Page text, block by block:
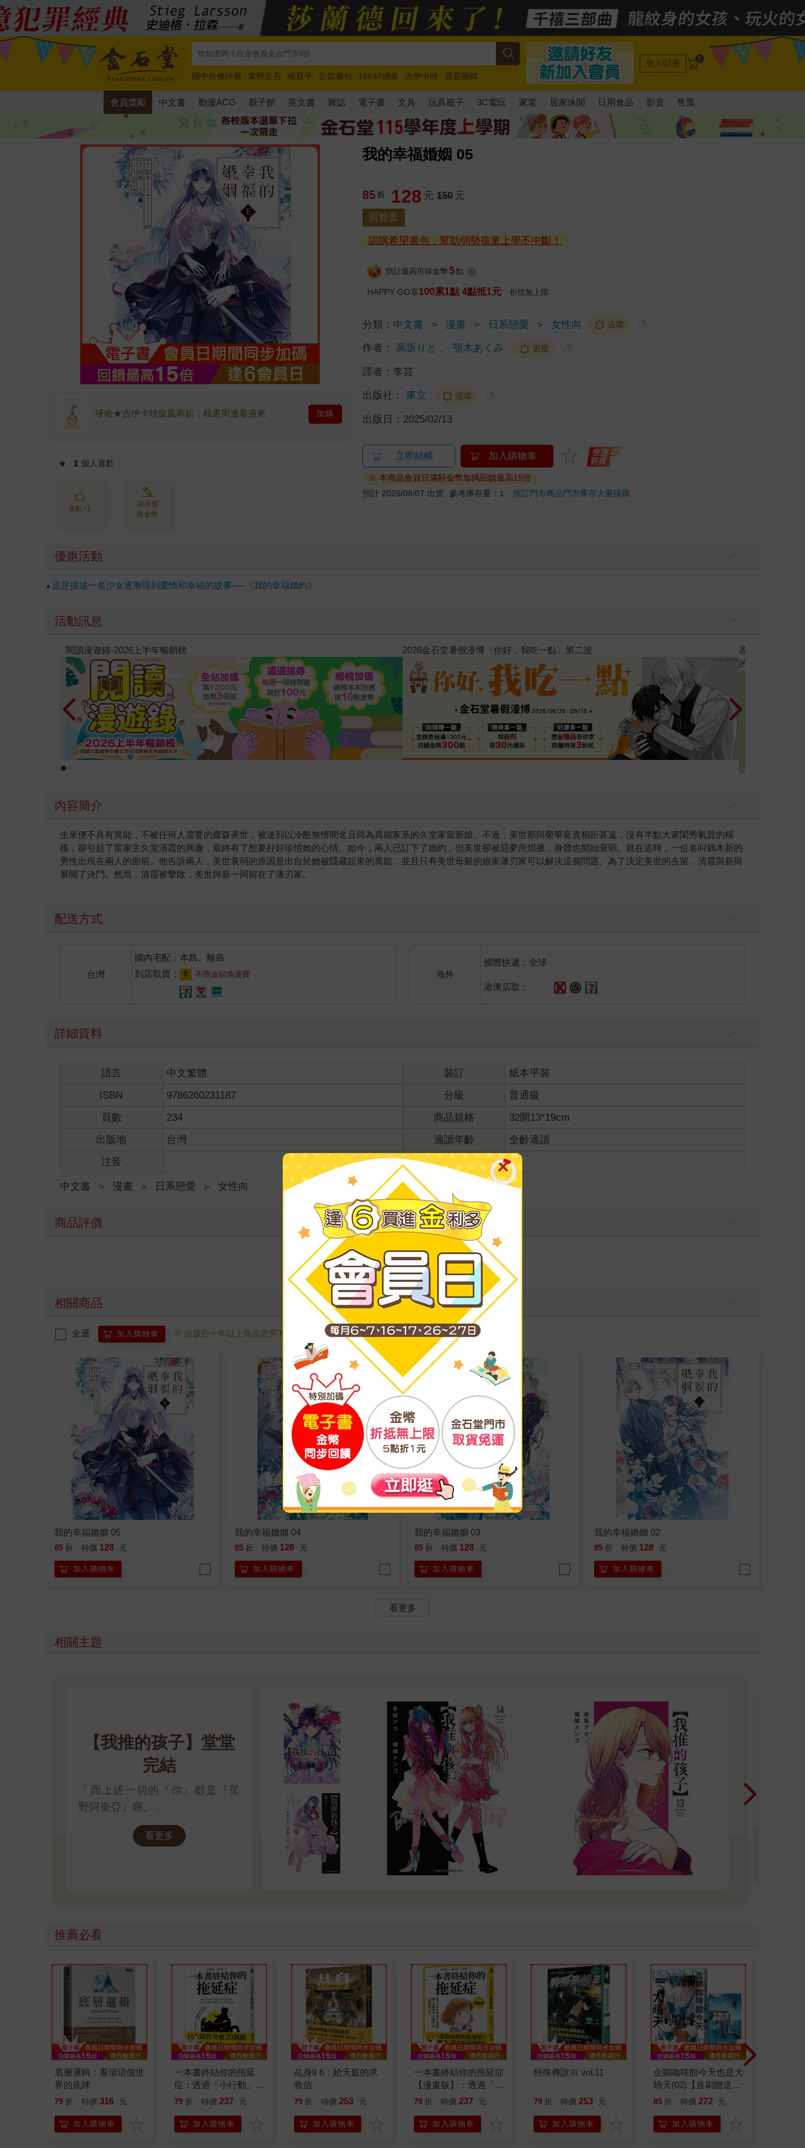
國中自修評量 東野圭吾 楊双子 公益書包 16647續集 吉伊卡哇
通靈藥師
唯紅花綻放
奧德賽 路邊攤新作 馬斯克 玩具總動員5 超慢跑
登入/註冊 0
會員獎勵 中文書 動漫ACG 親子館 英文書 雜誌 電子書 文具 玩具親子 3C電玩 家電 居家休閒 日用食品 影音 售票
我的幸福婚姻 05
呀哈★吉伊卡哇旋風再起，精選周邊看過來 加購
★ 1 個人喜歡
喜歡+1
寫評價
賺金幣
85 折 128 元 150 元
買整套
認購希望書包，幫助弱勢孩童上學不中斷！
預計最高可得金幣 5 點
HAPPY GO享100累1點 4點抵1元 折抵無上限
分類： 中文書 ＞ 漫畫 ＞ 日系戀愛 ＞ 女性向 追蹤 ?
作者： 高坂りと 、顎木あくみ 追蹤 ?
譯者： 李芸
出版社： 東立 追蹤 ?
出版日： 2025/02/13
立即結帳 加入購物車
※ 本商品會員日滿額金幣加碼回饋最高15倍
預計 2026/08/07 出貨 參考庫存量：1預訂門市商品門市庫存大量採購
優惠活動
這是描述一名少女逐漸得到愛情和幸福的故事──《我的幸福婚約》
活動訊息
石堂暑假漫博〈你好，我吃一點〉第二波
原本只是跟全校第一美少女商量彼此摯友的戀愛煩惱，不知不覺間她竟成為我最親近
的存在（１）
攻殼機動隊 (1995) 4K數位修復版
內容簡介
生來便不具有異能，不被任何人需要的齋森美世，被送到以冷酷無情聞名且同為異能家系的久堂家當新娘。不過，美世那與榮華富貴相距甚遠，沒有半點大家閨秀氣質的模
樣，卻引起了當家主久堂清霞的興趣，最終有了想要好好珍惜她的心情。如今，兩人已訂下了婚約，但美世卻被惡夢所煩擾，身體也開始衰弱。就在這時，一位名叫鶴木新的
男性出現在兩人的面前。他告訴兩人，美世衰弱的原因是出自於她被隱藏起來的異能，並且只有美世母親的娘家薄刃家可以解決這個問題。為了決定美世的去留，清霞與新與
展開了決鬥。然而，清霞被擊敗，美世與新一同留在了薄刃家。
配送方式
台灣
國內宅配：本島、離島
到店取貨：
不限金額免運費 海外
國際快遞：全球
港澳店取：
詳細資料
語言 中文繁體 裝訂
紙本平裝
ISBN
9786260231187 分級
普通級
頁數
234 商品規格
32開13*19cm
出版地
台灣 適讀年齡
全齡適讀
注音
中文書 ＞ 漫畫 ＞ 日系戀愛 ＞ 女性向
商品評價
寫評價
相關商品
全選 加入購物車 ※ 出版日十年以上商品需另下訂，調貨時間較長，無法與一般商品合併結帳，敬請見諒。
我的幸福婚姻 05
85 折 特價 128 元
加入購物車
我的幸福婚姻 04
85 折 特價 128 元
加入購物車
我的幸福婚姻 03
85 折 特價 128 元
加入購物車
我的幸福婚姻 02
85 折 特價 128 元
加入購物車
看更多
相關主題
【我推的孩子】堂堂
完結
「而上述一切的『你』都是『星
野阿奎亞』喔。」
看更多
推薦必看
底層邏輯：看清這個世
界的底牌
79 折 特價 316 元
加入購物車
一本書終結你的拖延
症：透過「小行動」打
開大腦的行動開關，懶
的37個科學方法
79 折 特價 237 元
加入購物車
乩身II 6：給天庭的求
救信
79 折 特價 253 元
加入購物車
一本書終結你的拖延症
【漫畫版】：透過「小
行動」打開大腦的行動
「行動派」的37個科
學方法
79 折 特價 237 元
加入購物車
特殊傳說Ⅲ vol.11
79 折 特價 253 元
加入購物車
企鵝咖啡館今天也是大
晴天(02)【首刷贈送
「謹賀新年」收藏卡】
85 折 特價 272 元
加入購物車